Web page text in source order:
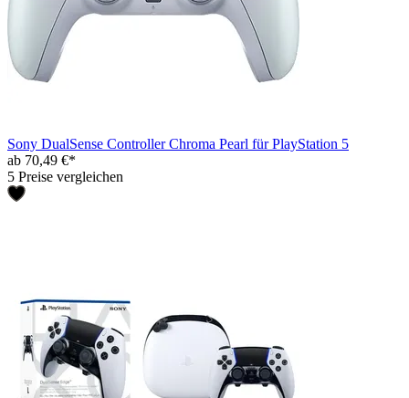
Sony DualSense Controller Chroma Pearl für PlayStation 5
ab 70,49 €*
5 Preise vergleichen